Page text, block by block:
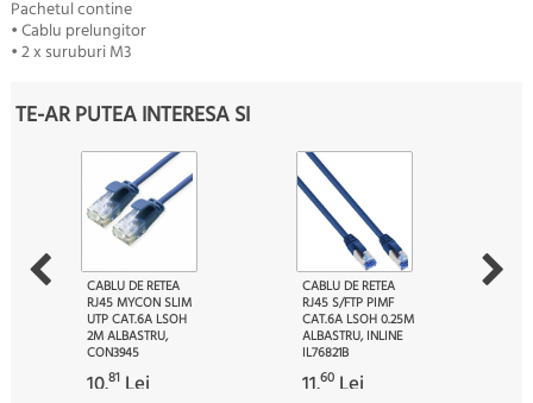
Pachetul contine
• Cablu prelungitor
• 2 x suruburi M3
TE-AR PUTEA INTERESA SI
CABLU DE RETEA
RJ45 MYCON SLIM
UTP CAT.6A LSOH
2M ALBASTRU,
CON3945
10.81 Lei
CABLU DE RETEA
RJ45 S/FTP PIMF
CAT.6A LSOH 0.25M
ALBASTRU, INLINE
IL76821B
11.60 Lei